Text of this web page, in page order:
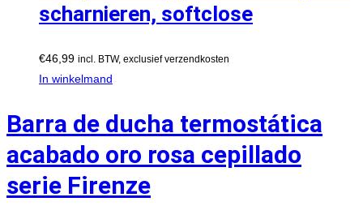
scharnieren, softclose
€46,99 incl. BTW, exclusief verzendkosten
In winkelmand
Barra de ducha termostática
acabado oro rosa cepillado
serie Firenze